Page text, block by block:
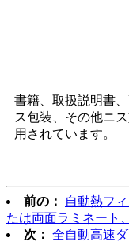
書籍、取扱説明書
ス包装、その他ニ
用されています。
前の：
自動熱フ
たは両面ラミネート
次： 全自動高速